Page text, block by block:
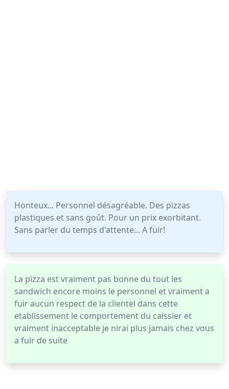
Honteux... Personnel désagréable. Des pizzas
plastiques et sans goût. Pour un prix exorbitant.
Sans parler du temps d'attente... A fuir!
La pizza est vraiment pas bonne du tout les
sandwich encore moins le personnel et vraiment a
fuir aucun respect de la clientel dans cette
etablissement le comportement du caissier et
vraiment inacceptable je nirai plus jamais chez vous
a fuir de suite